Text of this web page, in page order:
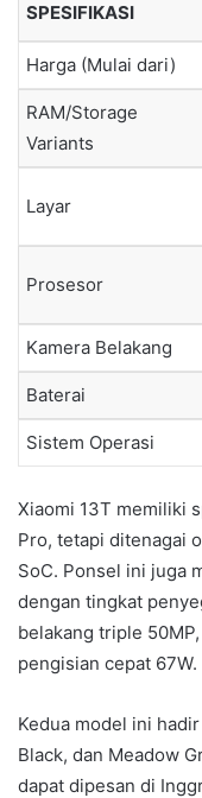
SPESIFIKASI
Harga (Mulai dari)
RAM/Storage
Variants
Layar
Prosesor
Kamera Belakang
Baterai
Sistem Operasi
Xiaomi 13T memiliki
Pro, tetapi ditenagai
SoC. Ponsel ini juga
dengan tingkat
belakang triple
pengisian cepat 67W.
Kedua model ini
Black, dan Meadow
dapat dipesan di